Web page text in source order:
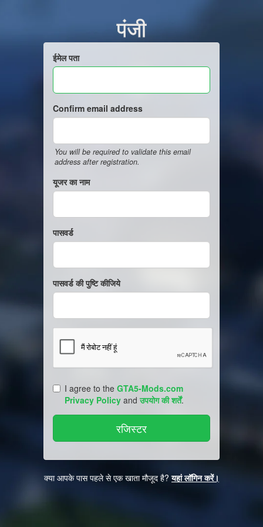
पंजी
ईमेल पता
Confirm email address
You will be required to validate this email
address after registration.
यूजर का नाम
पासवर्ड
पासवर्ड की पुष्टि कीजिये
I agree to the GTA5-Mods.com
Privacy Policy andउपयोग की शर्तें.
क्या आपके पास पहले से एक खाता मौजूद है?यहां लॉगिन करें।